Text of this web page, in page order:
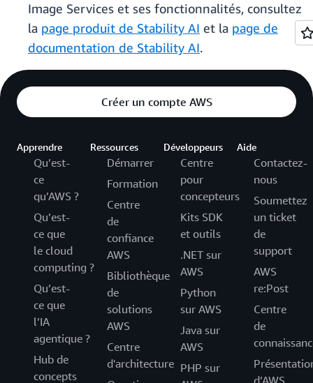
Image Services et ses fonctionnalités, consultez
la page produit de Stability AI et la page de
documentation de Stability AI.
Créer un compte AWS
Apprendre
Qu’est-
ce
qu’AWS ?
Qu’est-
ce que
le cloud
computing ?
Qu’est-
ce que
l’IA
agentique ?
Hub de
concepts
Ressources
Démarrer
Formation
Centre
de
confiance
AWS
Bibliothèque
de
solutions
AWS
Centre
d'architecture
Développeurs
Centre
pour
concepteurs
Kits SDK
et outils
.NET sur
AWS
Python
sur AWS
Java sur
AWS
PHP sur
Aide
Contactez-
nous
Soumettez
un ticket
de
support
AWS
re:Post
Centre
de